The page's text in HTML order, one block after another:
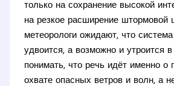
только на сохранение высокой
на резкое расширение штормовой
метеорологи ожидают, что
удвоится, а возможно и утроится
понимать, что речь идёт именно о
охвате опасных ветров и волн, а